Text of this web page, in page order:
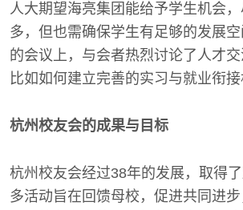
人大期望海亮集团能给予学生机会
多，但也需确保学生有足够的发展
的会议上，与会者热烈讨论了人才交
比如如何建立完善的实习与就业衔接
杭州校友会的成果与目标
杭州校友会经过38年的发展，取得
多活动旨在回馈母校，促进共同进